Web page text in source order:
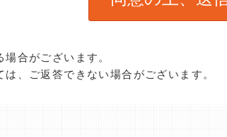
合がございます。
、ご返答できない場合がございます。